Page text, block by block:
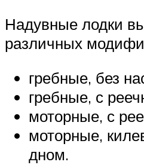
Надувные лодки
различных
гребные, без
гребные, с
моторные, с
моторные,
дном.